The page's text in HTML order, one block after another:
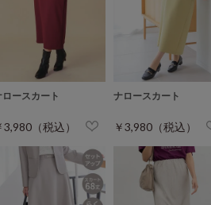
ロースカート
3,980（税込）
ナロースカート
￥3,980（税込）